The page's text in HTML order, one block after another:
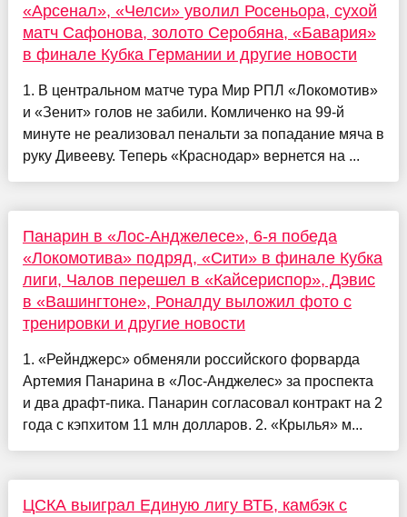
«Арсенал», «Челси» уволил Росеньора, сухой
матч Сафонова, золото Серобяна, «Бавария»
в финале Кубка Германии и другие новости
1. В центральном матче тура Мир РПЛ «Локомотив»
и «Зенит» голов не забили. Комличенко на 99-й
минуте не реализовал пенальти за попадание мяча в
руку Дивееву. Теперь «Краснодар» вернется на ...
Панарин в «Лос-Анджелесе», 6-я победа
«Локомотива» подряд, «Сити» в финале Кубка
лиги, Чалов перешел в «Кайсериспор», Дэвис
в «Вашингтоне», Роналду выложил фото с
тренировки и другие новости
1. «Рейнджерс» обменяли российского форварда
Артемия Панарина в «Лос-Анджелес» за проспекта
и два драфт-пика. Панарин согласовал контракт на 2
года с кэпхитом 11 млн долларов. 2. «Крылья» м...
ЦСКА выиграл Единую лигу ВТБ, камбэк с